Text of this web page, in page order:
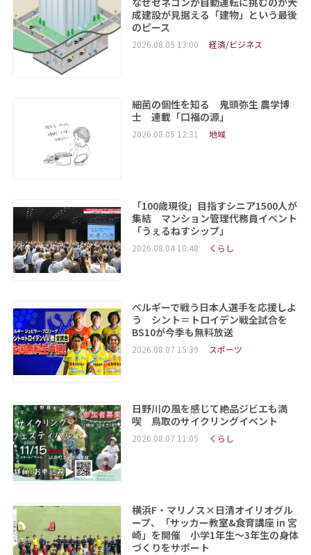
成建設が見据える「建物」という最後
のピース
2026.08.05 13:00 経済/ビジネス
細菌の個性を知る 鬼頭弥生 農学博
士 連載「口福の源」
2026.08.05 12:31 地域
「100歳現役」目指すシニア1500人が
集結 マンション管理代務員イベント
「うぇるねすシップ」
2026.08.04 10:48 くらし
ベルギーで戦う日本人選手を応援しよ
う シント＝トロイデン戦全試合を
BS10が今季も無料放送
2026.08.07 15:39 スポーツ
日野川の風を感じて絶品ジビエも満
喫 鳥取のサイクリングイベント
2026.08.07 11:05 くらし
横浜F・マリノス×日清オイリオグル
ープ、「サッカー教室&食育講座 in 宮
崎」を開催 小学1年生～3年生の身体
づくりをサポート